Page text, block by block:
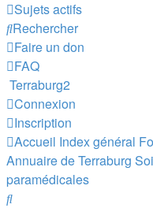
Sujets actifs
Rechercher
Faire un don
FAQ
Terraburg2
Connexion
Inscription
Accueil Index général
Annuaire de Terraburg
paramédicales
Rechercher